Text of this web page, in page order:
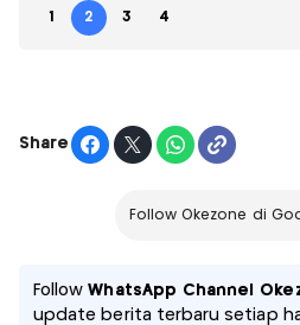
1 2 3 4
Share
Follow Okezone di
FollowWhatsApp Channel
update berita terbaru setiap